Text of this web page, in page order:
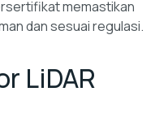
memastikan
dan sesuai regulasi.
LiDAR